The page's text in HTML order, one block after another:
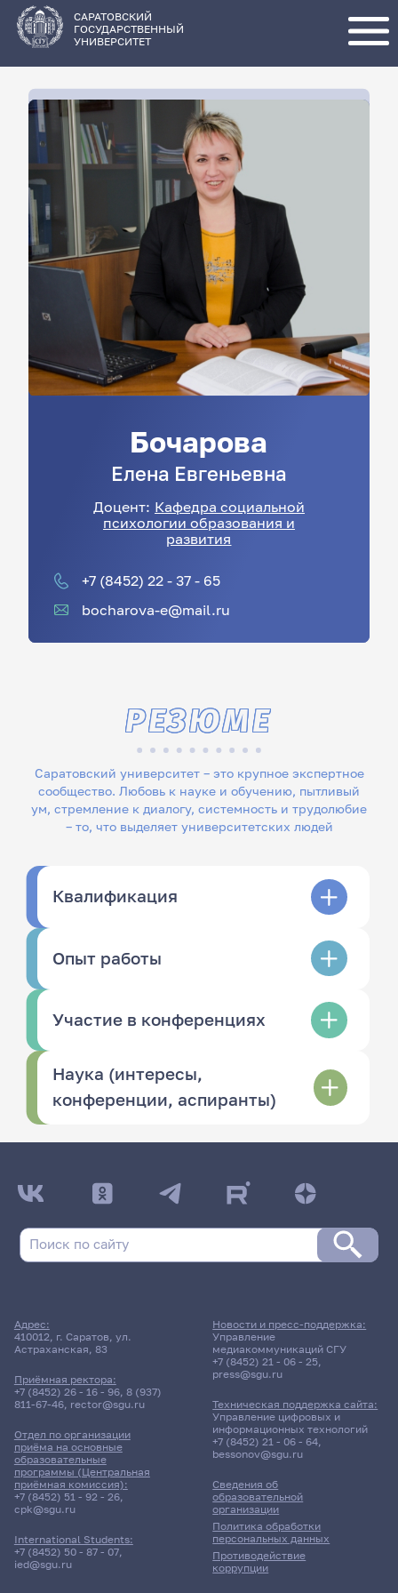
основному
содержанию
САРАТОВСКИЙ
ГОСУДАРСТВЕННЫЙ
УНИВЕРСИТЕТ
Бочарова
Елена Евгеньевна
Доцент: Кафедра социальной
психологии образования и
развития
+7 (8452) 22 - 37 - 65
bocharova-e@mail.ru
Саратовский университет – это крупное экспертное
сообщество. Любовь к науке и обучению, пытливый
ум, стремление к диалогу, системность и трудолюбие
– то, что выделяет университетских людей
РЕЗЮМЕ
Квалификация
Опыт работы
Участие в конференциях
Наука (интересы,
конференции, аспиранты)
Адрес:
410012, г. Саратов, ул.
Астраханская, 83
Приёмная ректора:
+7 (8452) 26 - 16 - 96, 8 (937)
811-67-46, rector@sgu.ru
Отдел по организации
приёма на основные
образовательные
программы (Центральная
приёмная комиссия):
+7 (8452) 51 - 92 - 26,
cpk@sgu.ru
International Students:
+7 (8452) 50 - 87 - 07,
ied@sgu.ru
Сведения об
образовательной
организации
Политика обработки
персональных данных
Противодействие
коррупции
Новости и пресс-поддержка:
Управление
медиакоммуникаций СГУ
+7 (8452) 21 - 06 - 25,
press@sgu.ru
Техническая поддержка сайта:
Управление цифровых и
информационных технологий
+7 (8452) 21 - 06 - 64,
bessonov@sgu.ru